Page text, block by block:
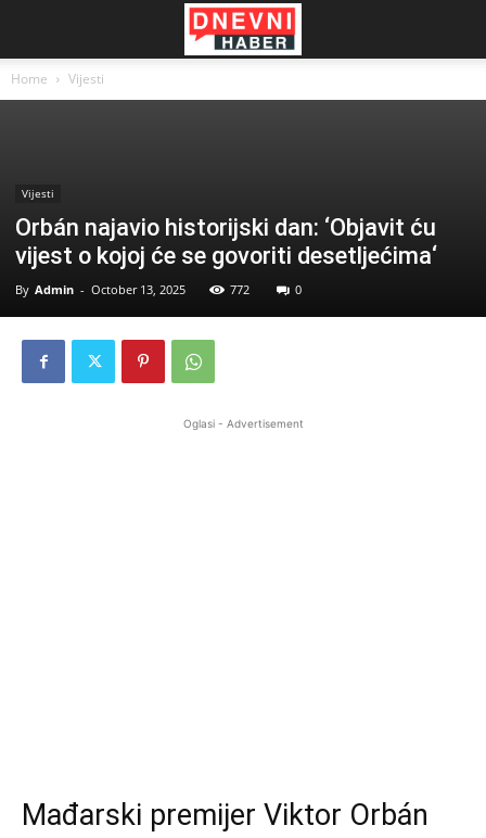
Home Vijesti
Vijesti
Orbán najavio historijski dan: ‘Objavit ću
vijest o kojoj će se govoriti desetljećima‘
By Admin - October 13, 2025 772 0
Oglasi - Advertisement
Mađarski premijer Viktor Orbán